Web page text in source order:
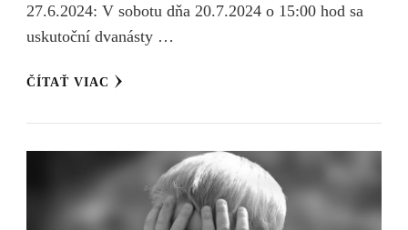
27.6.2024: V sobotu dňa 20.7.2024 o 15:00 hod sa
uskutoční dvanásty …
ČÍTAŤ VIAC